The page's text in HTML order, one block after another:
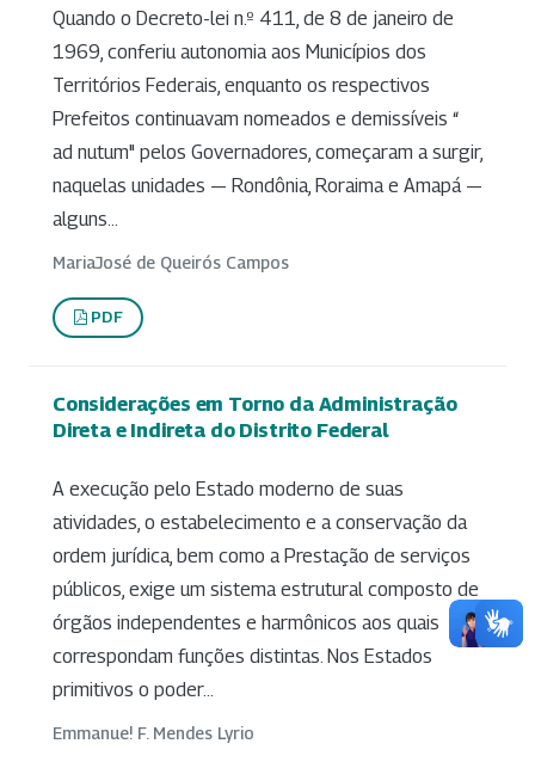
Quando o Decreto-lei n.º 411, de 8 de janeiro de
1969, conferiu autonomia aos Municípios dos
Territórios Federais, enquanto os respectivos
Prefeitos continuavam nomeados e demissíveis “
ad nutum" pelos Governadores, começaram a surgir,
naquelas unidades — Rondônia, Roraima e Amapá —
alguns...
MariaJosé de Queirós Campos
PDF
Considerações em Torno da Administração
Direta e Indireta do Distrito Federal
A execução pelo Estado moderno de suas
atividades, o estabelecimento e a conservação da
ordem jurídica, bem como a Prestação de serviços
públicos, exige um sistema estrutural composto de
órgãos independentes e harmônicos aos quais
correspondam funções distintas. Nos Estados
primitivos o poder...
Emmanue! F. Mendes Lyrio